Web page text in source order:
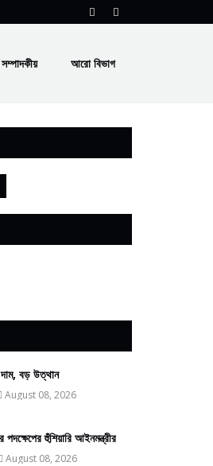
সম্পাদকীয় আরো বিভাগ
বড় উত্থান
August 08, 2026
হুঁশিয়ারি আইনমন্ত্রীর
August 08, 2026